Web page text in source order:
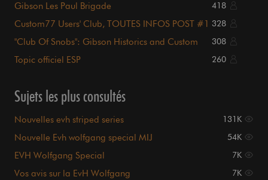
Gibson Les Paul Brigade 418
Custom77 Users' Club, TOUTES INFOS POST #1 328
"Club Of Snobs": Gibson Historics and Custom
308
Topic officiel ESP 260
Sujets les plus consultés
Nouvelles evh striped series 131K
Nouvelle Evh wolfgang special MIJ 54K
EVH Wolfgang Special 7K
Vos avis sur la EvH Wolfgang 7K